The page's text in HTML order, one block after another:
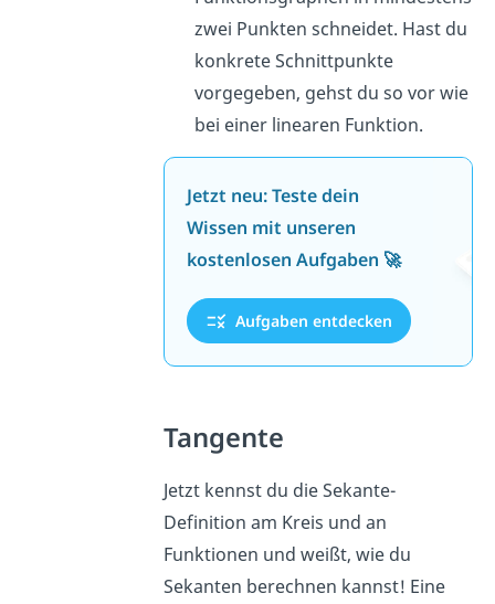
zwei Punkten schneidet. Hast du
konkrete Schnittpunkte
vorgegeben, gehst du so vor wie
bei einer linearen Funktion.
Jetzt neu: Teste dein
Wissen mit unseren
kostenlosen Aufgaben 🚀
Aufgaben entdecken
Tangente
Jetzt kennst du die Sekante-
Definition am Kreis und an
Funktionen und weißt, wie du
Sekanten berechnen kannst! Eine